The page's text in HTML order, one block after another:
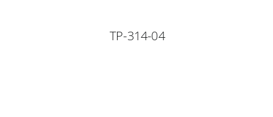
TP-314-04